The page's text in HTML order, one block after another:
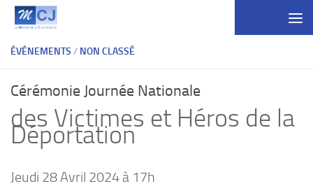
Skip to content
ÉVÉNEMENTS / NON CLASSÉ
Cérémonie Journée Nationale
des Victimes et Héros de la
Déportation
Jeudi 28 Avril 2024 à 17h